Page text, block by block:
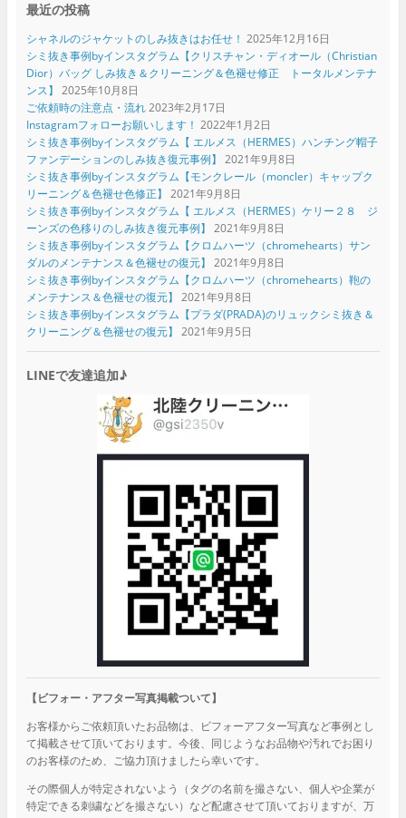
最近の投稿
シャネルのジャケットのしみ抜きはお任せ！ 2025年12月16日
シミ抜き事例byインスタグラム【クリスチャン・ディオール（Christian
Dior）バッグ しみ抜き＆クリーニング＆色褪せ修正 トータルメンテナ
ンス】 2025年10月8日
ご依頼時の注意点・流れ 2023年2月17日
Instagramフォローお願いします！ 2022年1月2日
シミ抜き事例byインスタグラム【 エルメス（HERMES）ハンチング帽子
ファンデーションのしみ抜き復元事例】 2021年9月8日
シミ抜き事例byインスタグラム【モンクレール（moncler）キャップク
リーニング＆色褪せ色修正】 2021年9月8日
シミ抜き事例byインスタグラム【 エルメス（HERMES）ケリー２８ ジ
ーンズの色移りのしみ抜き復元事例】 2021年9月8日
シミ抜き事例byインスタグラム【クロムハーツ（chromehearts）サン
ダルのメンテナンス＆色褪せの復元】 2021年9月8日
シミ抜き事例byインスタグラム【クロムハーツ（chromehearts）鞄の
メンテナンス＆色褪せの復元】 2021年9月8日
シミ抜き事例byインスタグラム【プラダ(PRADA)のリュックシミ抜き＆
クリーニング＆色褪せの復元】 2021年9月5日
LINEで友達追加♪
【ビフォー・アフター写真掲載ついて】
お客様からご依頼頂いたお品物は、ビフォーアフター写真など事例とし
て掲載させて頂いております。今後、同じようなお品物や汚れでお困り
のお客様のため、ご協力頂けましたら幸いです。
その際個人が特定されないよう（タグの名前を撮さない、個人や企業が
特定できる刺繍などを撮さない）など配慮させて頂いておりますが、万